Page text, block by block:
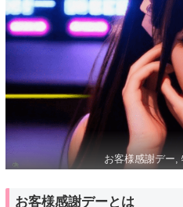
お客様感謝デー,
お客様感謝デーとは